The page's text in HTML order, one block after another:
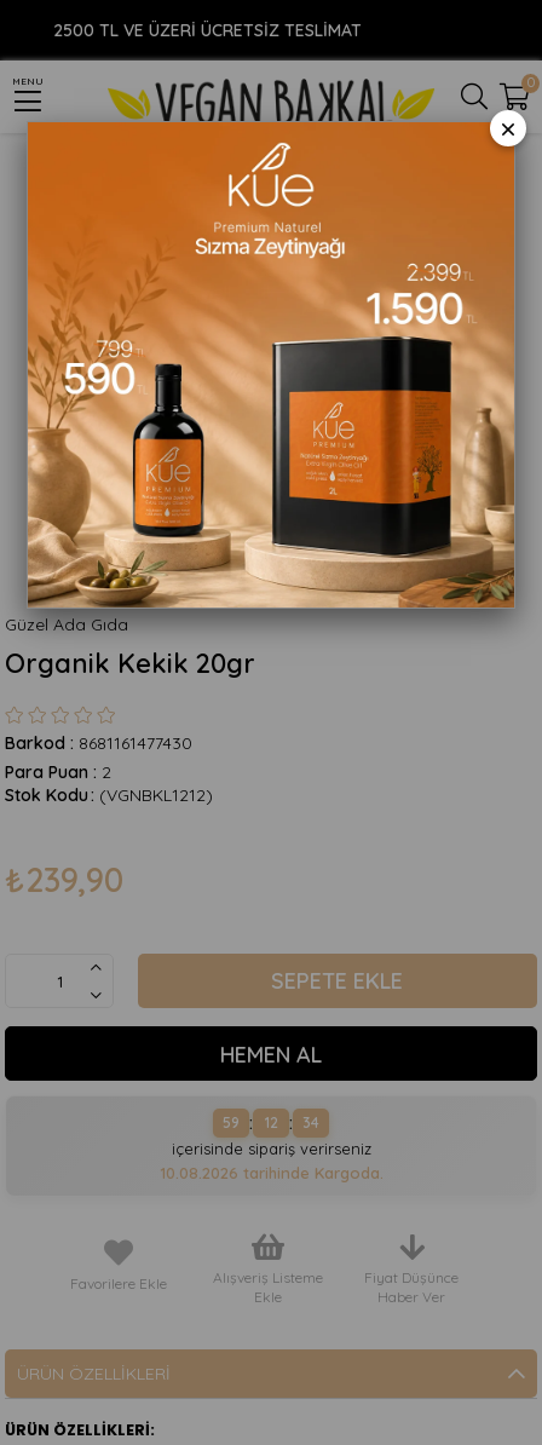
2500 TL VE ÜZERİ ÜCRETSİZ TESLİMAT
MENU 0
YİYECEK Baharat Hardal Tozu Organik Kekik 20gr
Güzel Ada Gıda
Organik Kekik 20gr
Barkod : 8681161477430
Para Puan : 2
(VGNBKL1212)
Stok Kodu
₺239,90
59 : 12 : 34
içerisinde sipariş verirseniz
10.08.2026 tarihinde Kargoda.
Favorilere Ekle
Alışveriş Listeme
Ekle
Fiyat Düşünce
Haber Ver
ÜRÜN ÖZELLIKLERI
ÜRÜN ÖZELLİKLERİ:
×